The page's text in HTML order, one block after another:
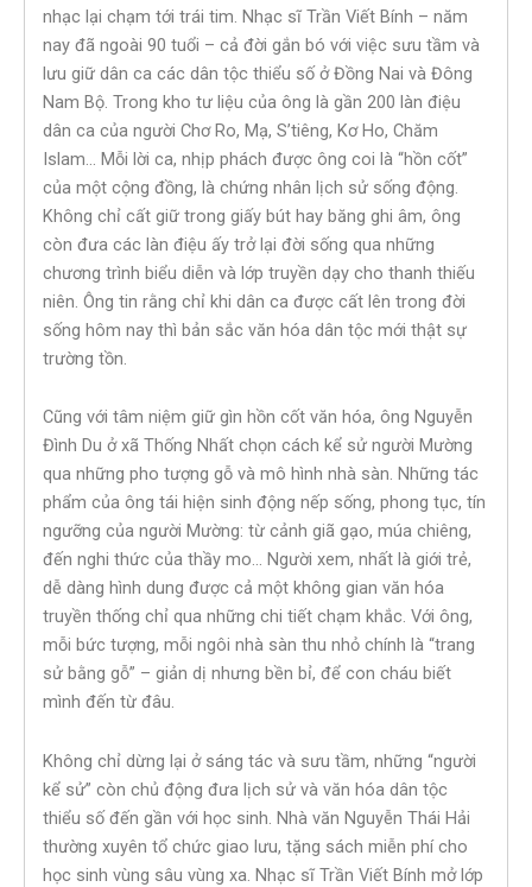
nhạc lại chạm tới trái tim. Nhạc sĩ Trần Viết Bính – năm
nay đã ngoài 90 tuổi – cả đời gắn bó với việc sưu tầm và
lưu giữ dân ca các dân tộc thiểu số ở Đồng Nai và Đông
Nam Bộ. Trong kho tư liệu của ông là gần 200 làn điệu
dân ca của người Chơ Ro, Mạ, S’tiêng, Kơ Ho, Chăm
Islam… Mỗi lời ca, nhịp phách được ông coi là “hồn cốt”
của một cộng đồng, là chứng nhân lịch sử sống động.
Không chỉ cất giữ trong giấy bút hay băng ghi âm, ông
còn đưa các làn điệu ấy trở lại đời sống qua những
chương trình biểu diễn và lớp truyền dạy cho thanh thiếu
niên. Ông tin rằng chỉ khi dân ca được cất lên trong đời
sống hôm nay thì bản sắc văn hóa dân tộc mới thật sự
trường tồn.
Cũng với tâm niệm giữ gìn hồn cốt văn hóa, ông Nguyễn
Đình Du ở xã Thống Nhất chọn cách kể sử người Mường
qua những pho tượng gỗ và mô hình nhà sàn. Những tác
phẩm của ông tái hiện sinh động nếp sống, phong tục, tín
ngưỡng của người Mường: từ cảnh giã gạo, múa chiêng,
đến nghi thức của thầy mo… Người xem, nhất là giới trẻ,
dễ dàng hình dung được cả một không gian văn hóa
truyền thống chỉ qua những chi tiết chạm khắc. Với ông,
mỗi bức tượng, mỗi ngôi nhà sàn thu nhỏ chính là “trang
sử bằng gỗ” – giản dị nhưng bền bỉ, để con cháu biết
mình đến từ đâu.
Không chỉ dừng lại ở sáng tác và sưu tầm, những “người
kể sử” còn chủ động đưa lịch sử và văn hóa dân tộc
thiểu số đến gần với học sinh. Nhà văn Nguyễn Thái Hải
thường xuyên tổ chức giao lưu, tặng sách miễn phí cho
học sinh vùng sâu vùng xa. Nhạc sĩ Trần Viết Bính mở lớp